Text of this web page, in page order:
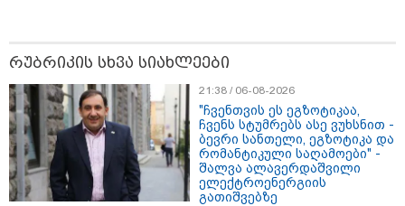
რიგში შუქის გამორთვისას: 5
1-დღიანი ტურები თბილისიდან:
სად წავიდეთ დილით და
დავბრუნდეთ საღამოს?
რუბრიკის სხვა სიახლეები
21:38 / 06-08-2026
"ჩვენთვის ეს ეგზოტიკაა,
ჩვენს სტუმრებს ასე ვუხსნით -
ბევრი სანთელი, ეგზოტიკა და
რომანტიკული საღამოები" -
შალვა ალავერდაშვილი
ელექტროენერგიის
გათიშვებზე